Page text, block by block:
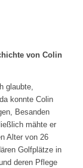
von Colin
glaubte,
konnte Colin
Besanden
mähte er
Alter von 26
Golfplätze in
deren Pflege